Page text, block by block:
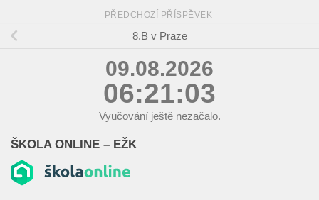
PŘEDCHOZÍ PŘÍSPĚVEK
8.B v Praze
09.08.2026
06:21:04
Vyučování ještě nezačalo.
ŠKOLA ONLINE – EŽK